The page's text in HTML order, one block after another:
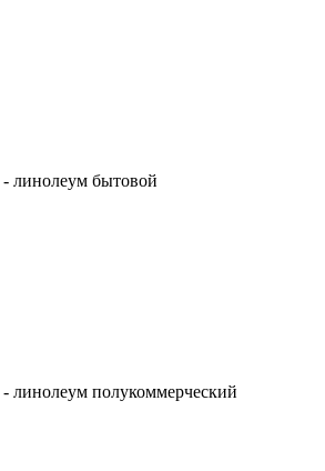
линолеум бытовой
линолеум полукоммерческий